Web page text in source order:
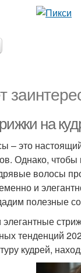
на
– это
Однако,
волосы
и
полезные
тенденций
кудрей,